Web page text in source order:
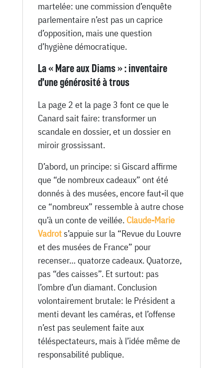
martelée: une commission d’enquête
parlementaire n’est pas un caprice
d’opposition, mais une question
d’hygiène démocratique.
La « Mare aux Diams » : inventaire
d’une générosité à trous
La page 2 et la page 3 font ce que le
Canard sait faire: transformer un
scandale en dossier, et un dossier en
miroir grossissant.
D’abord, un principe: si Giscard affirme
que “de nombreux cadeaux” ont été
donnés à des musées, encore faut-il que
ce “nombreux” ressemble à autre chose
qu’à un conte de veillée. Claude-Marie
Vadrots’appuie sur la “Revue du Louvre
et des musées de France” pour
recenser… quatorze cadeaux. Quatorze,
pas “des caisses”. Et surtout: pas
l’ombre d’un diamant. Conclusion
volontairement brutale: le Président a
menti devant les caméras, et l’offense
n’est pas seulement faite aux
téléspectateurs, mais à l’idée même de
responsabilité publique.